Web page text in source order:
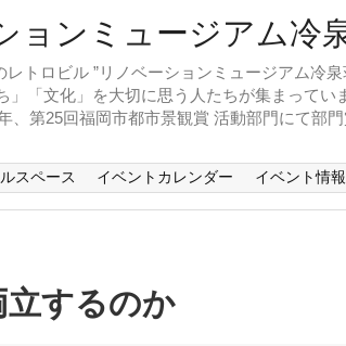
トロビル ”リノベーションミュージアム冷
」「文化」を大切に思う人たちが集まって
、第25回福岡市都市景観賞 活動部門にて部
スペース イベントカレンダー イベント情報
立するのか